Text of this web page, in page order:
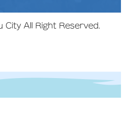
City All Right Reserved.